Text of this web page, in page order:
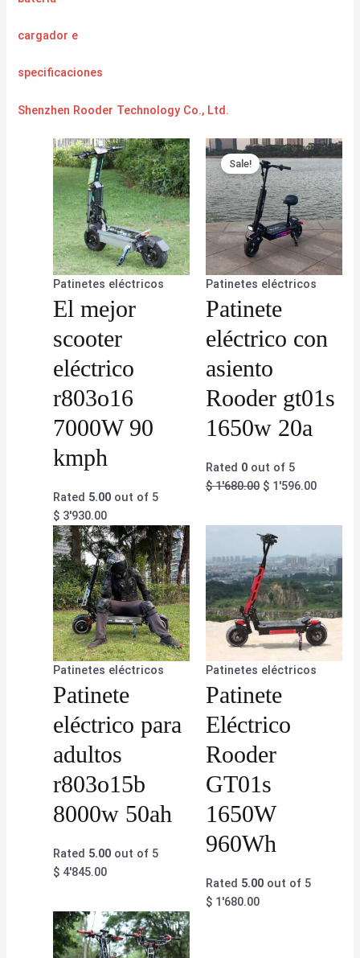
cargador e
specificaciones
Shenzhen Rooder Technology Co., Ltd.
Patinetes eléctricos
El mejor
scooter
eléctrico
r803o16
7000W 90
kmph
Rated 5.00 out of 5
$ 3'930.00
Sale!
Patinetes eléctricos
Patinete
eléctrico con
asiento
Rooder gt01s
1650w 20a
Rated 0out of 5
$1'680.00 $1'596.00
Patinetes eléctricos
Patinete
eléctrico para
adultos
r803o15b
8000w 50ah
Rated 5.00 out of 5
$ 4'845.00
Patinetes eléctricos
Patinete
Eléctrico
Rooder
GT01s
1650W
960Wh
Rated 5.00out of 5
$1'680.00